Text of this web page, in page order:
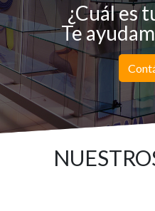
¿Cuál es
Te